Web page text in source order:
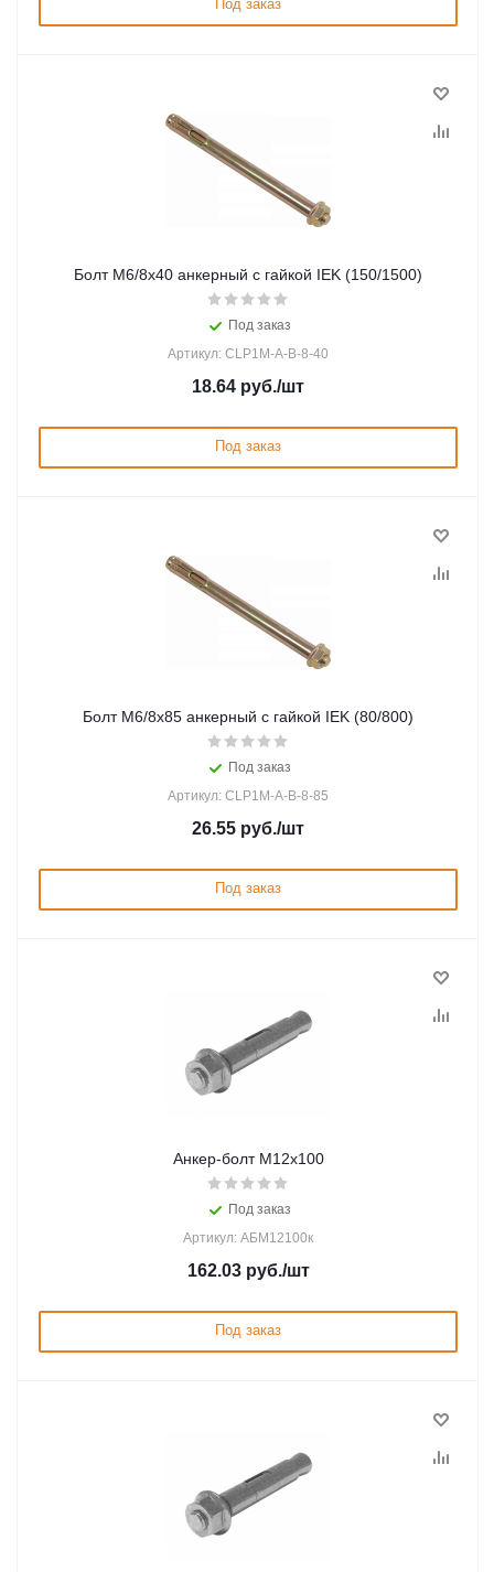
Под заказ
Болт М6/8х40 анкерный с гайкой IEK (150/1500)
Под заказ
Артикул: CLP1M-A-B-8-40
18.64 руб./шт
Под заказ
Болт М6/8х85 анкерный с гайкой IEK (80/800)
Под заказ
Артикул: CLP1M-A-B-8-85
26.55 руб./шт
Под заказ
Анкер-болт M12х100
Под заказ
Артикул: АБМ12100к
162.03руб./шт
Под заказ